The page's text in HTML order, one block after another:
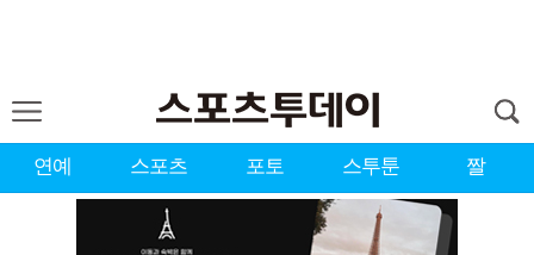
연예 스포츠 포토 스투툰 짤